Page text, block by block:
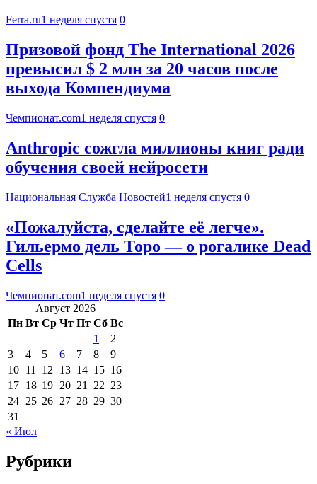
Ferra.ru1 неделя спустя 0
Призовой фонд The International 2026
превысил $ 2 млн за 20 часов после
выхода Компендиума
Чемпионат.com1 неделя спустя 0
Anthropic сожгла миллионы книг ради
обучения своей нейросети
Национальная Служба Новостей1 неделя спустя 0
«Пожалуйста, сделайте её легче».
Гильермо дель Торо — о рогалике Dead
Cells
Чемпионат.com1 неделя спустя 0
Август 2026
Пн Вт Ср Чт Пт Сб Вс
1
2
3
4 5 6 7 8
9
10 11 12 13 14 15 16
17 18 19 20 21 22 23
24 25 26 27 28 29 30
31
« Июл
Рубрики